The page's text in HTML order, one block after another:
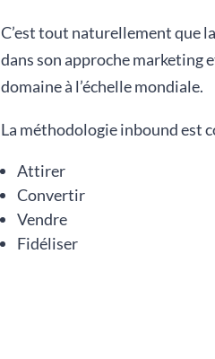
C’est tout naturellement que
dans son approche marketing
domaine à l’échelle mondiale.
La méthodologie inbound est
Attirer
Convertir
Vendre
Fidéliser